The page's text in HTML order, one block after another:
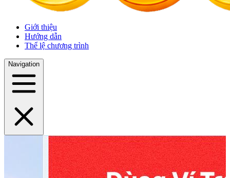
Giới thiệu
Hướng dẫn
Thể lệ chương trình
Navigation